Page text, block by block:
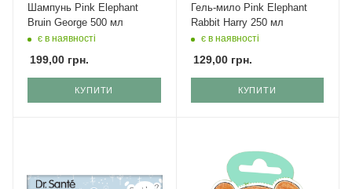
Шампунь Pink Elephant
Bruin George 500 мл
є в наявності
199,00 грн.
КУПИТИ
Гель-мило Pink Elephant
Rabbit Harry 250 мл
є в наявності
129,00грн.
КУПИТИ